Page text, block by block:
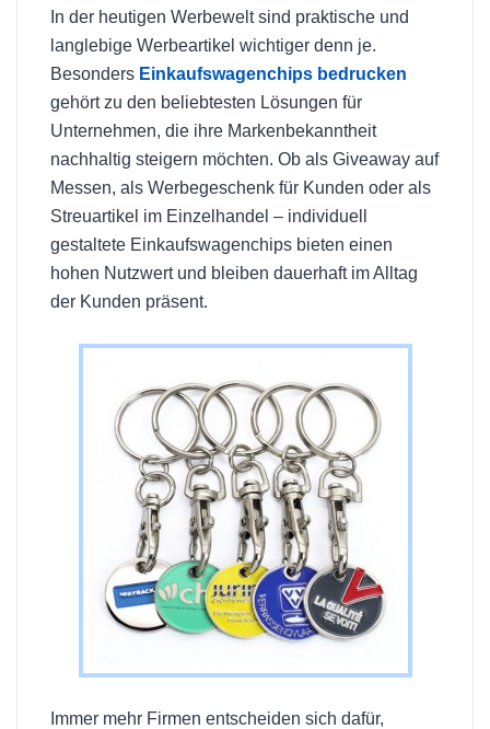
In der heutigen Werbewelt sind praktische und
langlebige Werbeartikel wichtiger denn je.
Besonders Einkaufswagenchips bedrucken
gehört zu den beliebtesten Lösungen für
Unternehmen, die ihre Markenbekanntheit
nachhaltig steigern möchten. Ob als Giveaway auf
Messen, als Werbegeschenk für Kunden oder als
Streuartikel im Einzelhandel – individuell
gestaltete Einkaufswagenchips bieten einen
hohen Nutzwert und bleiben dauerhaft im Alltag
der Kunden präsent.
Immer mehr Firmen entscheiden sich dafür,